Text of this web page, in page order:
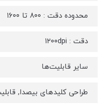
محدوده دقت : ۸۰۰ تا ۱۶۰۰
دقت : ۱۲۰۰dpi
سایر قابلیت‌ها
طراحی کلیدهای بیصدا,